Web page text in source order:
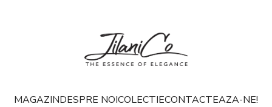
MAGAZINDESPRE NOICOLECTIECONTACTEAZA-NE!